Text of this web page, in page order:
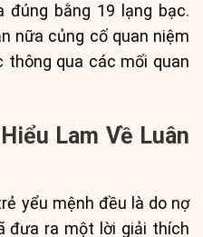
bằng 19 lạng bạc.
nữa củng cố quan niệm
qua các mối quan
Lam Về Luân
yểu mệnh đều là do nợ
đưa ra một lời giải thích